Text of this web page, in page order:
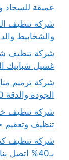
عميقة للسجاد
والشخابيط والدهون
غسيل شبابيك
الجودة والدقة 100% اتصل بنا الان
تنظيف وتعقيم خزانات
شركة تنظيف
بـ40% اتصل بنا الان